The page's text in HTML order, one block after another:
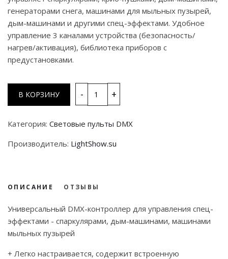
генераторами снега, машинами для мыльных пузырей,
дым-машинами и другими спец-эффектами. Удобное
управление 3 каналами устройства (безопасность/
нагрев/активация), библиотека приборов с
предустановками.
Категория: Световые пульты DMX
Производитель: LightShow.su
ОПИСАНИЕ ОТЗЫВЫ
Универсальный DMX-контроллер для управления спец-
эффектами - спаркулярами, дым-машинами, машинами
мыльных пузырей
+ Легко настраивается, содержит встроенную